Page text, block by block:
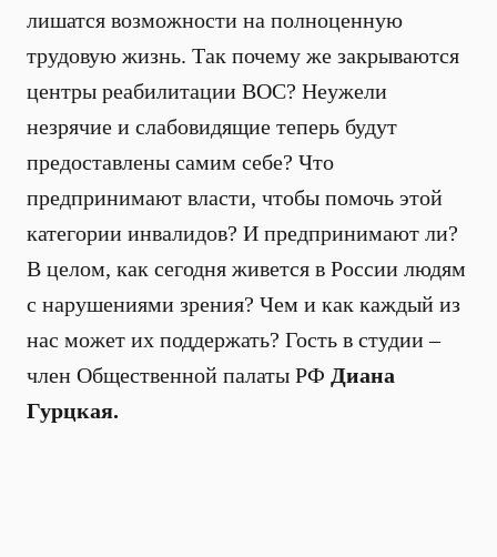
лишатся возможности на полноценную
трудовую жизнь. Так почему же закрываются
центры реабилитации ВОС? Неужели
незрячие и слабовидящие теперь будут
предоставлены самим себе? Что
предпринимают власти, чтобы помочь этой
категории инвалидов? И предпринимают ли?
В целом, как сегодня живется в России людям
с нарушениями зрения? Чем и как каждый из
нас может их поддержать? Гость в студии –
член Общественной палаты РФ Диана
Гурцкая.